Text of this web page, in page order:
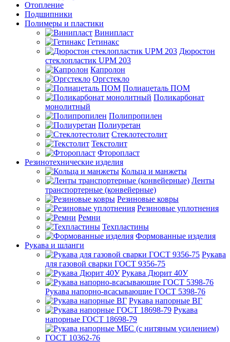
Отопление
Подшипники
Полимеры и пластики
Винипласт
Гетинакс
Дюростон
стеклопластик UPM 203
Капролон
Оргстекло
Полиацеталь ПОМ
Поликарбонат
монолитный
Полипропилен
Полиуретан
Стеклотестолит
Текстолит
Фторопласт
Резинотехнические изделия
Кольца и манжеты
Ленты
транспортерные (конвейерные)
Резиновые ковры
Резиновые уплотнения
Ремни
Техпластины
Формованные изделия
Рукава и шланги
Рукава
для газовой сварки ГОСТ 9356-75
Рукава Дюрит 40У
Рукава напорно-всасывающие ГОСТ 5398-76
Рукава напорные ВГ
Рукава
напорные ГОСТ 18698-79